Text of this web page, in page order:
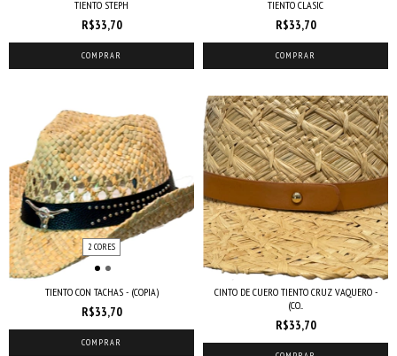
TIENTO STEPH
R$33,70
COMPRAR
TIENTO CLASIC
R$33,70
COMPRAR
2 CORES
TIENTO CON TACHAS - (COPIA)
R$33,70
COMPRAR
CINTO DE CUERO TIENTO CRUZ VAQUERO -
(CO...
R$33,70